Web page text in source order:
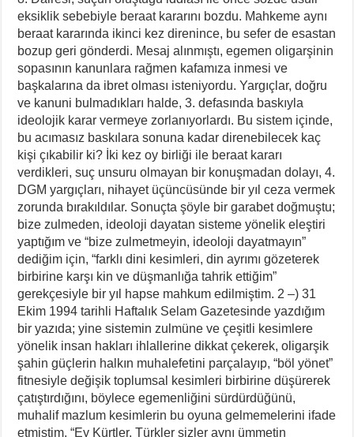
eksiklik sebebiyle beraat kararını bozdu. Mahkeme aynı
beraat kararında ikinci kez direnince, bu sefer de esastan
bozup geri gönderdi. Mesaj alınmıştı, egemen oligarşinin
sopasının kanunlara rağmen kafamıza inmesi ve
başkalarına da ibret olması isteniyordu. Yargıçlar, doğru
ve kanuni bulmadıkları halde, 3. defasında baskıyla
ideolojik karar vermeye zorlanıyorlardı. Bu sistem içinde,
bu acımasız baskılara sonuna kadar direnebilecek kaç
kişi çıkabilir ki? İki kez oy birliği ile beraat kararı
verdikleri, suç unsuru olmayan bir konuşmadan dolayı, 4.
DGM yargıçları, nihayet üçüncüsünde bir yıl ceza vermek
zorunda bırakıldılar. Sonuçta şöyle bir garabet doğmuştu;
bize zulmeden, ideoloji dayatan sisteme yönelik eleştiri
yaptığım ve “bize zulmetmeyin, ideoloji dayatmayın”
dediğim için, “farklı dini kesimleri, din ayrımı gözeterek
birbirine karşı kin ve düşmanlığa tahrik ettiğim”
gerekçesiyle bir yıl hapse mahkum edilmiştim. 2 –) 31
Ekim 1994 tarihli Haftalık Selam Gazetesinde yazdığım
bir yazıda; yine sistemin zulmüne ve çeşitli kesimlere
yönelik insan hakları ihlallerine dikkat çekerek, oligarşik
şahin güçlerin halkın muhalefetini parçalayıp, “böl yönet”
fitnesiyle değişik toplumsal kesimleri birbirine düşürerek
çatıştırdığını, böylece egemenliğini sürdürdüğünü,
muhalif mazlum kesimlerin bu oyuna gelmemelerini ifade
etmiştim. “Ey Kürtler, Türkler sizler aynı ümmetin